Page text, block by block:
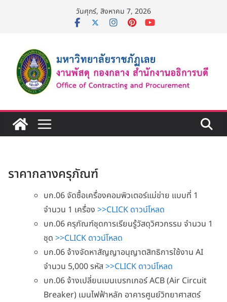
วันศุกร์, สิงหาคม 7, 2026
ราคากลางครุภัณฑ์
บก.06 จัดซื้อเครื่องคอมพิวเตอร์แม่ข่าย แบบที่ 1
จำนวน 1 เครื่อง >>CLICK ดาวน์โหลด
บก.06 ครุภัณฑ์ชุดการเรียนรู้วัสดุวิศวกรรม จำนวน 1
ชุด >>CLICK ดาวน์โหลด
บก.06 จ้างจัดหาสัญญาอนุญาตสิทธิการใช้งาน AI
จำนวน 5,000 รหัส>>CLICK ดาวน์โหลด
บก.06 จ้างเปลี่ยนเมนเบรกเกอร์ ACB (Air Circuit
Breaker) เมนไฟฟ้าหลัก อาคารศูนย์วิทยาศาสตร์